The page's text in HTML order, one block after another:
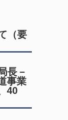
（要
長－
事業
40